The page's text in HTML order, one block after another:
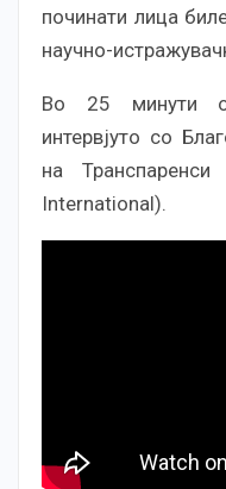
починати лица
научно-
Во 25 минути
интервјуто со
на
International).